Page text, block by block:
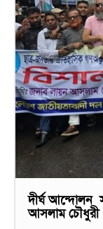
দীর্ঘ আন্দোলন
আসলাম